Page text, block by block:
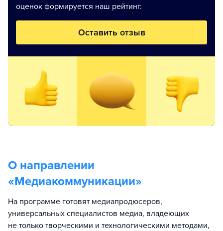
оценок формируется наш рейтинг.
Оставить отзыв
О направлении
«Медиакоммуникации»
На программе готовят медиапродюсеров,
универсальных специалистов медиа, владеющих
не только творческими и технологическими методами,